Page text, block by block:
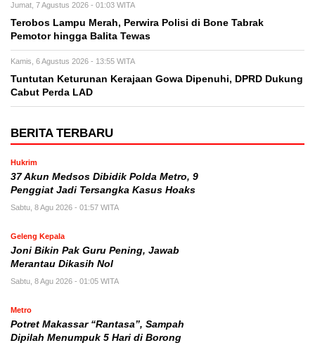
Jumat, 7 Agustus 2026 - 01:03 WITA
Terobos Lampu Merah, Perwira Polisi di Bone Tabrak
Pemotor hingga Balita Tewas
Kamis, 6 Agustus 2026 - 13:55 WITA
Tuntutan Keturunan Kerajaan Gowa Dipenuhi, DPRD Dukung
Cabut Perda LAD
BERITA TERBARU
Hukrim
37 Akun Medsos Dibidik Polda Metro, 9
Penggiat Jadi Tersangka Kasus Hoaks
Sabtu, 8 Agu 2026 - 01:57 WITA
Geleng Kepala
Joni Bikin Pak Guru Pening, Jawab
Merantau Dikasih Nol
Sabtu, 8 Agu 2026 - 01:05 WITA
Metro
Potret Makassar “Rantasa”, Sampah
Dipilah Menumpuk 5 Hari di Borong